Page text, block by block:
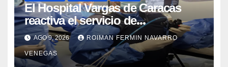
El Hospital Vargas de Caracas
reactiva el servicio de
Colangiopancreatografía
Retrógrada Endoscópica para
beneficiar a cientos de pacientes
AGO 9, 2026 ROIMAN FERMIN NAVARRO
VENEGAS